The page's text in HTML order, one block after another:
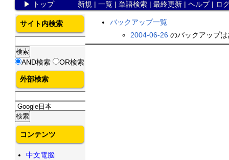
▶
トップ 新規 | 一覧| 単語検索| 最終更新| ヘルプ| ロ
バックアップ一覧
2004-06-26 のバックアップ
サイト内検索
AND検索 OR検索
外部検索
コンテンツ
中文電脳